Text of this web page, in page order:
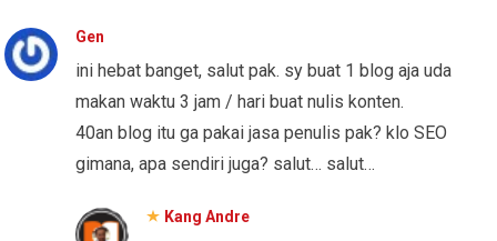
Gen
ini hebat banget, salut pak. sy buat 1 blog aja uda
makan waktu 3 jam / hari buat nulis konten.
40an blog itu ga pakai jasa penulis pak? klo SEO
gimana, apa sendiri juga? salut… salut…
Kang Andre